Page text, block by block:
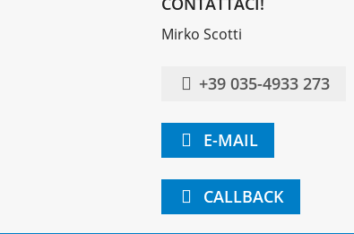
Mirko Scotti
+39 035-4933 273
E-MAIL
CALLBACK